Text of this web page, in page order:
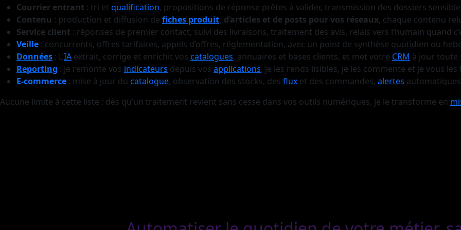
Courrier entrant : tri et qualification, propositions de réponse prêtes à valider, transmission des dossiers
Contenu : production et diffusion de fiches produit, d’articles et de posts pour vos réseaux, chaque contenu
Service client : réponses de premier contact, suivi des livraisons, traitement des avis, relais vers l’humain quand
Veille : concurrents, offres tarifaires, appels d’offres, réglementation, avec un point de synthèse quotidien ou
Données : L’IA extrait, corrige et enrichit vos catalogues, annuaires et bases clients, et met votre CRM à jour toute
Reporting : je remonte vos indicateurs depuis vos applications, je les rends lisibles, je les commente et je vous
E-commerce : mise à jour du catalogue, observation des stocks, des flux et des commandes, alertes
Aucune limite à cette liste : dès qu’un traitement revient sans cesse dans vos outils numériques, je le transforme en